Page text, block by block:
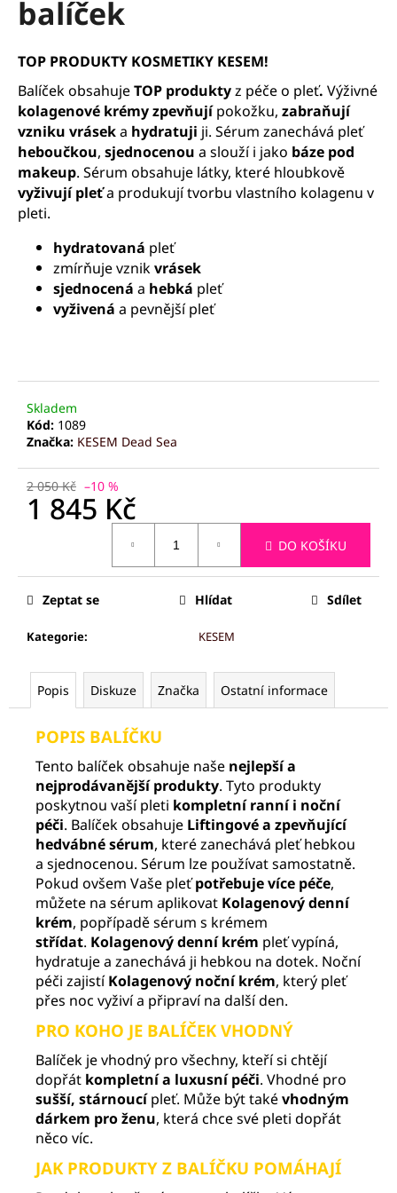
balíček
TOP PRODUKTY KOSMETIKY KESEM!
BalíčekobsahujeTOP produktyz péče o pleť. Výživné
kolagenové krémyzpevňujípokožku, zabraňují
vzniku vráseka hydratuji ji. Sérum zanechává pleť
heboučkou, sjednocenou a slouží i jako báze pod
makeup. Sérum obsahuje látky, které hloubkově
vyživují pleťa produkují tvorbu vlastního kolagenu v
pleti.
hydratovaná pleť
zmírňuje vznikvrásek
sjednocená a hebká pleť
vyživená a pevnější pleť
Skladem
Kód: 1089
Značka: KESEM Dead Sea
2 050 Kč –10 %
1 845 Kč
DO KOŠÍKU
Kategorie: KESEM
Zeptat se Hlídat Sdílet
Popis Diskuze Značka Ostatní informace
POPIS BALÍČKU
Tento balíček obsahuje naše nejlepší a
nejprodávanější produkty. Tyto produkty
poskytnou vaší pleti kompletní ranní i noční
péči. Balíček obsahuje Liftingové a zpevňující
hedvábné sérum, které zanechává pleť hebkou
a sjednocenou. Sérum lze používat samostatně.
Pokud ovšem Vaše pleťpotřebuje více péče,
můžete na sérum aplikovat Kolagenový denní
krém, popřípadě sérum s krémem
střídat. Kolagenový denní krém pleť vypíná,
hydratuje a zanechává ji hebkou na dotek. Noční
péči zajistíKolagenový noční krém, který pleť
přes noc vyživí a připraví na další den.
PRO KOHO JE BALÍČEK VHODNÝ
Balíček je vhodný pro všechny, kteří si chtějí
dopřát kompletní a luxusní péči. Vhodné pro
sušší, stárnoucípleť. Může být takévhodným
dárkem pro ženu, která chce své pleti dopřát
něco víc.
JAK PRODUKTY Z BALÍČKU POMÁHAJÍ
a
í
t
?
u
u
m
e
ROLLER
MASÁŽNÍ
VÁLEČEK
OBLIČEJ